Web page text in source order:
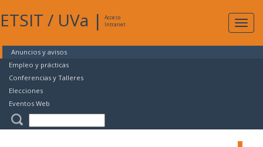
ETSIT / UVa |
Acceso
Intranet
Anuncios y avisos
Empleo y prácticas
Conferencias y Talleres
Elecciones
Eventos Web